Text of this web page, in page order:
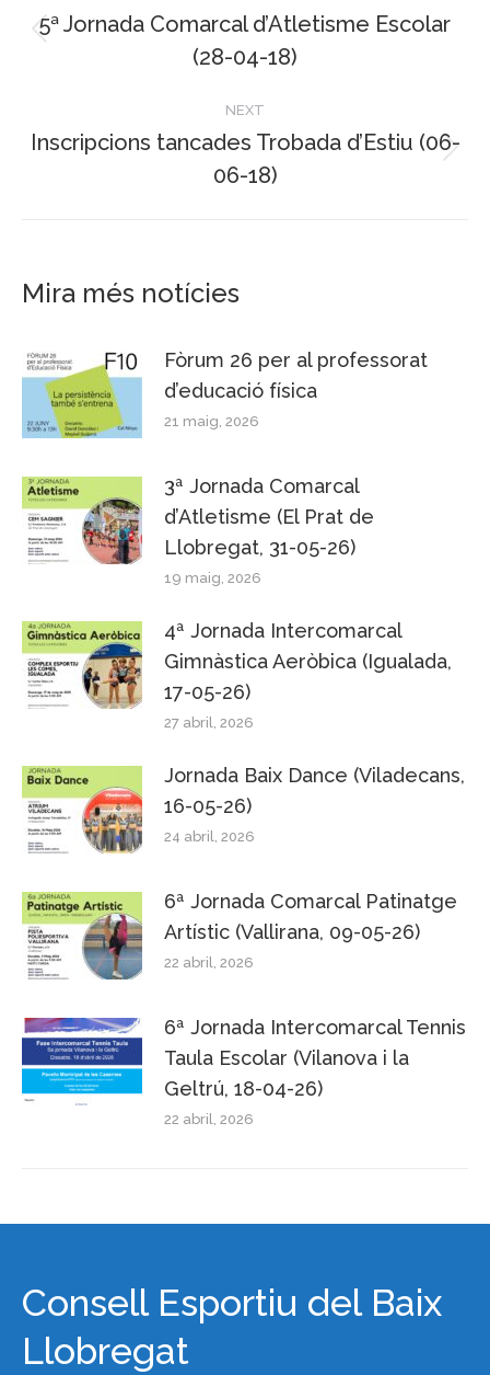
navigation
post:
5ª Jornada Comarcal d’Atletisme Escolar
(28-04-18)
NEXT
post:
Inscripcions tancades Trobada d’Estiu (06-
06-18)
Mira més notícies
Fòrum 26 per al professorat
d’educació física
21 maig, 2026
3ª Jornada Comarcal
d’Atletisme (El Prat de
Llobregat, 31-05-26)
19 maig, 2026
4ª Jornada Intercomarcal
Gimnàstica Aeròbica (Igualada,
17-05-26)
27 abril, 2026
Jornada Baix Dance (Viladecans,
16-05-26)
24 abril, 2026
6ª Jornada Comarcal Patinatge
Artístic (Vallirana, 09-05-26)
22 abril, 2026
6ª Jornada Intercomarcal Tennis
Taula Escolar (Vilanova i la
Geltrú, 18-04-26)
22 abril, 2026
Consell Esportiu del Baix
Llobregat